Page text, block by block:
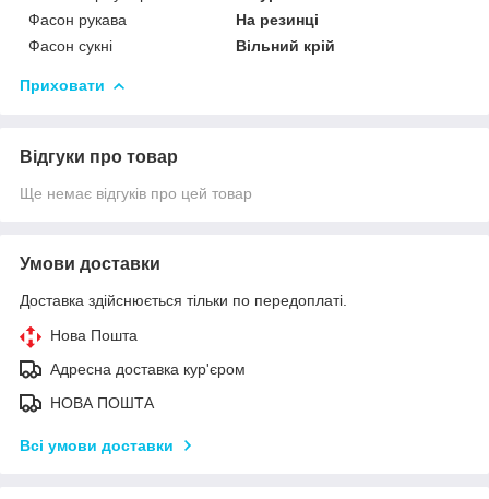
Фасон рукава
На резинці
Фасон сукні
Вільний крій
Приховати
Відгуки про товар
Ще немає відгуків про цей товар
Умови доставки
Доставка здійснюється тільки по передоплаті.
Нова Пошта
Адресна доставка кур'єром
НОВА ПОШТА
Всі умови доставки